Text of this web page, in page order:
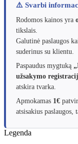
⚠️ Svarbi
Rodomos kainos yra
tikslais.
Galutinė paslaugos
suderinus su klientu.
Paspaudus mygtuką
užsakymo
atskira tvarka.
Apmokamas 1€
atsisakius paslaugos,
Legenda